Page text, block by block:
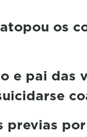
os
e pai das
previas